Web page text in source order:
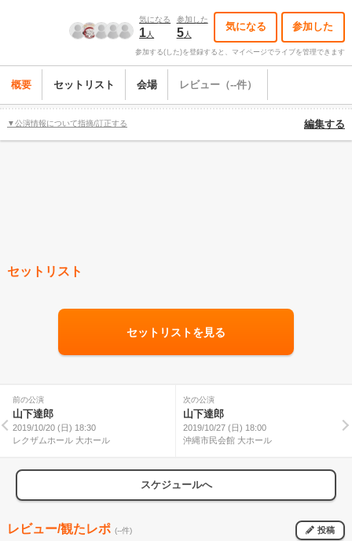
気になる
1人
参加した
5人
気になる 参加した
参加する(した)を登録すると、マイページでライブを管理できます
概要 セットリスト 会場 レビュー（--件）
▼公演情報について指摘/訂正する 編集する
セットリスト
セットリストを見る
前の公演
山下達郎
2019/10/20 (日) 18:30
レクザムホール 大ホール
次の公演
山下達郎
2019/10/27 (日) 18:00
沖縄市民会館 大ホール
スケジュールへ
レビュー/観たレポ (--件) 投稿